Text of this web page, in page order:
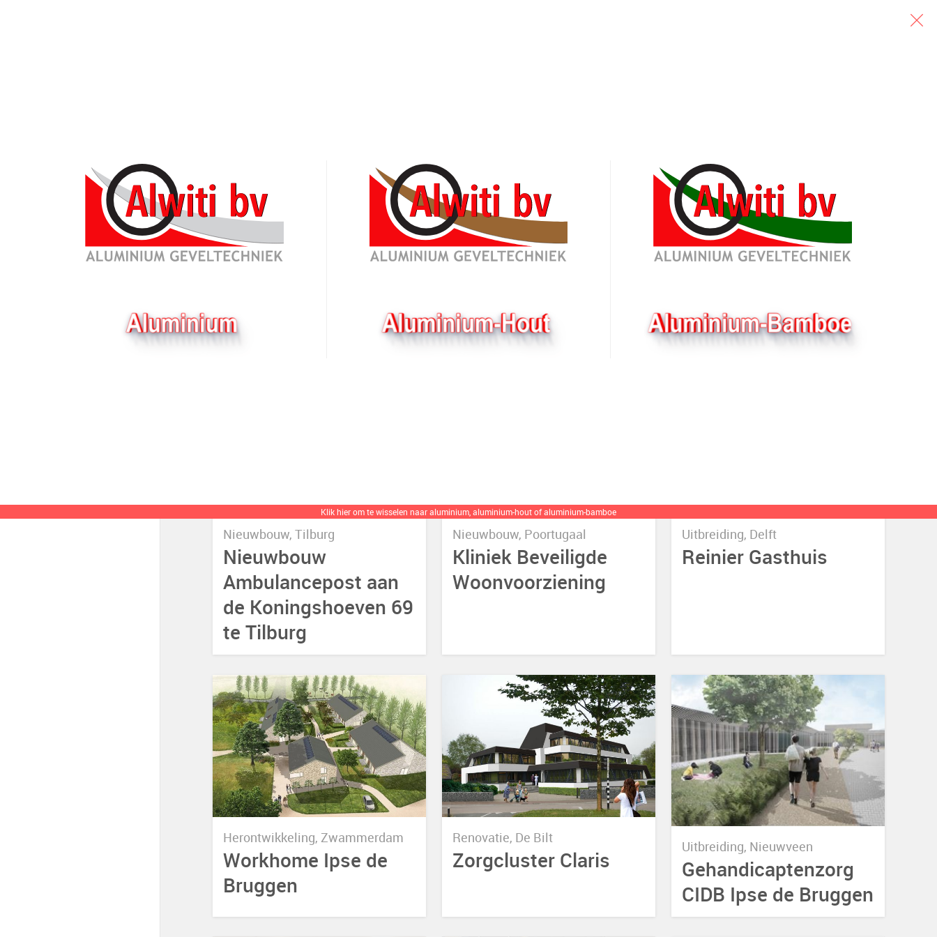
Klik hier om te wisselen naar aluminium, aluminium-hout of aluminium-bamboe
SAPA Producten
KAWNEER Producten
rekening te houden en te anticiperen op toekomstige ontwikkelingen. Snelle evoluties in de gezondheidszorg stellen
bovendien hoge eisen aan de flexibiliteit van de toe te passen producten. Alwiti B.V. heeft de producten en kennis voor
de architectonische aluminium systemen voor het creëren van veilige en praktische omgevingen waarin artsen en
medische personeel optimale zorg kunnen bieden aan patiënten.
Nieuwbouw, Tilburg
Nieuwbouw
Ambulancepost aan
de Koningshoeven 69
te Tilburg
Nieuwbouw, Poortugaal
Kliniek Beveiligde
Woonvoorziening
Uitbreiding, Delft
Reinier Gasthuis
Herontwikkeling, Zwammerdam
Workhome Ipse de
Bruggen
Renovatie, De Bilt
Zorgcluster Claris Uitbreiding, Nieuwveen
Gehandicaptenzorg
CIDB Ipse de Bruggen